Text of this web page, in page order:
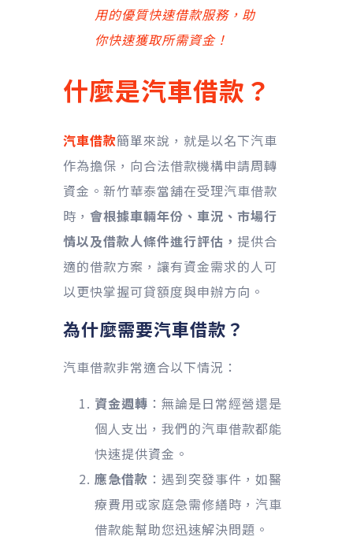
用的優質快速借款服務，助
你快速獲取所需資金！
什麼是汽車借款？
汽車借款簡單來說，就是以名下汽車
作為擔保，向合法借款機構申請周轉
資金。新竹華泰當舖在受理汽車借款
時， 會根據車輛年份、車況、市場行
情以及借款人條件進行評估， 提供合
適的借款方案，讓有資金需求的人可
以更快掌握可貸額度與申辦方向。
為什麼需要汽車借款？
汽車借款非常適合以下情況：
資金週轉 ：無論是日常經營還是
個人支出，我們的汽車借款都能
快速提供資金。
應急借款 ：遇到突發事件，如醫
療費用或家庭急需修繕時，汽車
借款能幫助您迅速解決問題。